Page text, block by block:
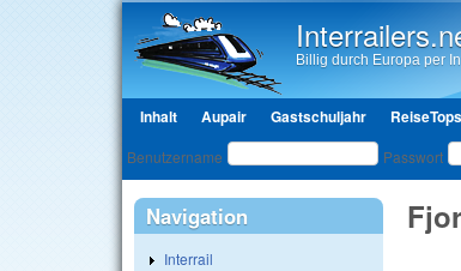
Billig durch Europa per
Hauptmenü
Inhalt Aupair Gastschuljahr ReiseTops
Benutzeranmeldung
Benutzername Passwort
Navigation
Interrail